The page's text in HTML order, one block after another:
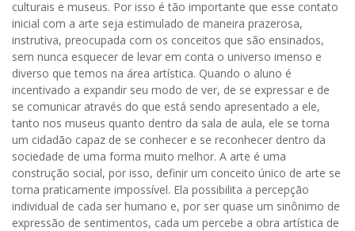
culturais e museus. Por isso é tão importante que esse contato
inicial com a arte seja estimulado de maneira prazerosa,
instrutiva, preocupada com os conceitos que são ensinados,
sem nunca esquecer de levar em conta o universo imenso e
diverso que temos na área artística. Quando o aluno é
incentivado a expandir seu modo de ver, de se expressar e de
se comunicar através do que está sendo apresentado a ele,
tanto nos museus quanto dentro da sala de aula, ele se torna
um cidadão capaz de se conhecer e se reconhecer dentro da
sociedade de uma forma muito melhor. A arte é uma
construção social, por isso, definir um conceito único de arte se
torna praticamente impossível. Ela possibilita a percepção
individual de cada ser humano e, por ser quase um sinônimo de
expressão de sentimentos, cada um percebe a obra artística de